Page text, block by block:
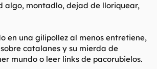
algo, montadlo, dejad de lloriquear,
en una gilipollez al menos entretiene,
catalanes y su mierda de
mundo o leer links de pacorubielos.